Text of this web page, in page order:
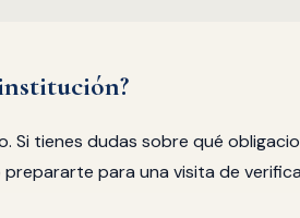
Si tienes dudas sobre qué
para una visita de